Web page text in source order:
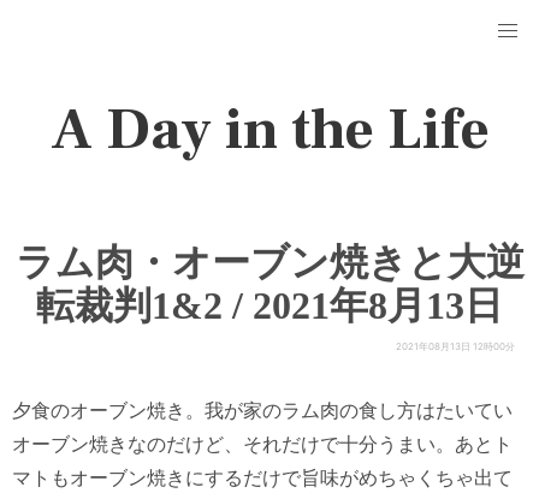
A Day in the Life
ラム肉・オーブン焼きと大逆
転裁判1&2 / 2021年8月13日
2021年08月13日 12時00分
夕食のオーブン焼き。我が家のラム肉の食し方はたいてい
オーブン焼きなのだけど、それだけで十分うまい。あとト
マトもオーブン焼きにするだけで旨味がめちゃくちゃ出て